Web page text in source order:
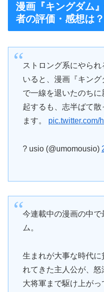
漫画『キングダム
者の評価・感想は？
ストロング系にやら
いると、漫画『キン
で一線を退いたのち
起するも、志半ばて
ます。 pic.twitter.com/
? usio (@umomousio)
今連載中の漫画の中
ム。
生まれが大事な時代に
れてきた主人公が、
大将軍まで駆け上がっ